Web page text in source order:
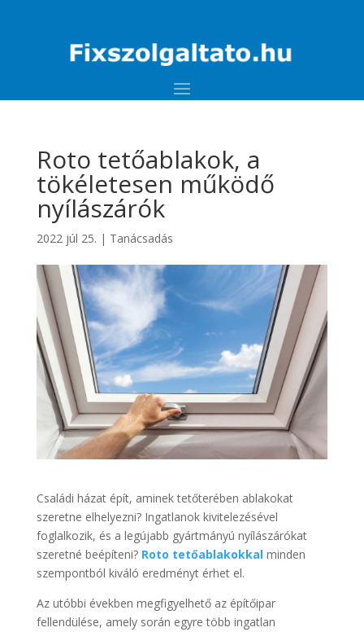
Roto tetőablakok, a
tökéletesen működő
nyílászárók
2022 júl 25. | Tanácsadás
Családi házat épít, aminek tetőterében ablakokat
szeretne elhelyezni? Ingatlanok kivitelezésével
foglalkozik, és a legújabb gyártmányú nyílászárókat
szeretné beépíteni? Roto tetőablakokkalminden
szempontból kiváló eredményt érhet el.
Az utóbbi években megfigyelhető az építőipar
fellendülése, amely során egyre több ingatlan